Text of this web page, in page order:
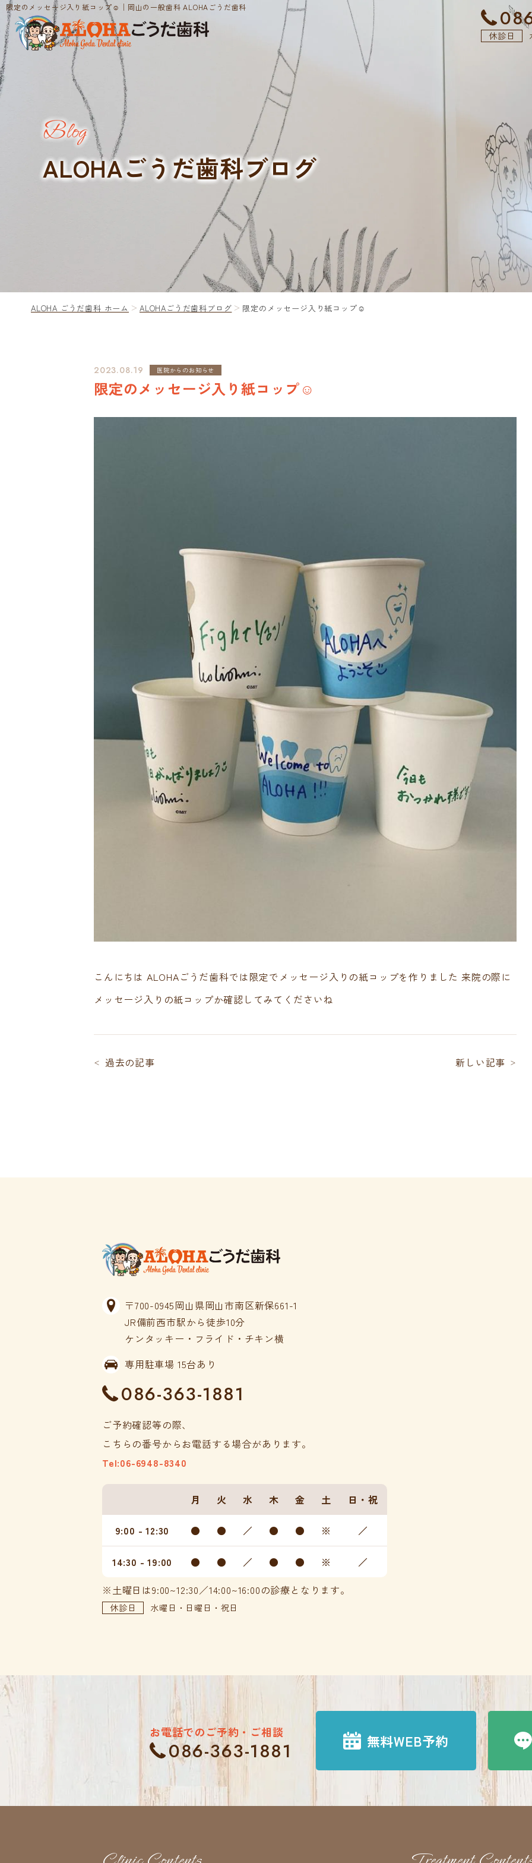
限定のメッセージ入り紙コップ☺│岡山の一般歯科 ALOHAごうだ歯科
休診日
ホーム
ドクター紹介
料金表
アクセス・医院案内
ALOHAごうだ歯科ブログ
矯正歯科
歯周病治療
Blog
ALOHAごうだ歯科ブログ
ALOHA ごうだ歯科 ホーム ALOHAごうだ歯科ブログ 限定のメッセージ入り紙コップ☺
2023.08.19 医院からのお知らせ
限定のメッセージ入り紙コップ☺
こんにちは ALOHAごうだ歯科では限定でメッセージ入りの紙コップを作りました 来院の際に
メッセージ入りの紙コップか確認してみてくださいね
＜ 過去の記事 新しい記事 ＞
〒700-0945岡山県岡山市南区新保661-1
JR備前西市駅から徒歩10分
ケンタッキー・フライド・チキン横
専用駐車場 15台あり
086-363-1881
ご予約確認等の際、
こちらの番号からお電話する場合があります。
Tel:06-6948-8340
月 火 水 木 金 土 日・祝
9:00 - 12:30 ● ● ／ ● ● ※ ／
14:30 - 19:00 ● ● ／ ● ● ※
／
※土曜日は9:00~12:30／14:00~16:00の診療となります。
休診日 水曜日・日曜日・祝日
お電話でのご予約・ご相談
086-363-1881 無料WEB予約